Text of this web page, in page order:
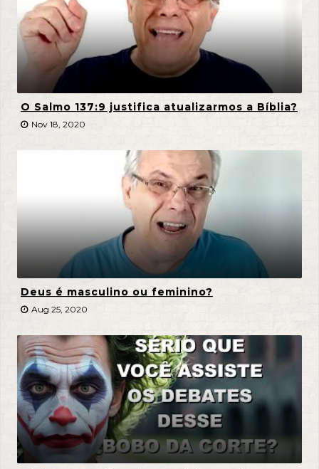
O Salmo 137:9 justifica atualizarmos a Bíblia?
Nov 18, 2020
Deus é masculino ou feminino?
Aug 25, 2020